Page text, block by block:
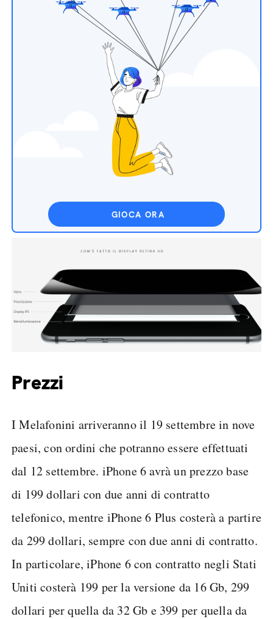
GIOCA ORA
Prezzi
I Melafonini arriveranno il 19 settembre in nove
paesi, con ordini che potranno essere effettuati
dal 12 settembre. iPhone 6 avrà un prezzo base
di 199 dollari con due anni di contratto
telefonico, mentre iPhone 6 Plus costerà a partire
da 299 dollari, sempre con due anni di contratto.
In particolare, iPhone 6 con contratto negli Stati
Uniti costerà 199 per la versione da 16 Gb, 299
dollari per quella da 32 Gb e 399 per quella da